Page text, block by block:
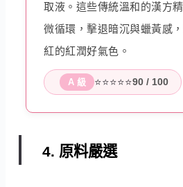
取液。這些傳統溫和的漢方
微循環，擊退暗沉與蠟黃感
紅的紅潤好氣色。
A 級 ⭐⭐⭐⭐⭐90 / 100
4. 原料嚴選